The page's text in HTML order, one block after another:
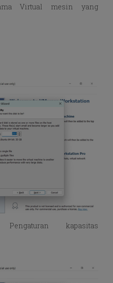
Virtual mesin yang
kapasitas